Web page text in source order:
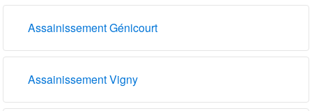
Assainissement Génicourt
Assainissement Vigny